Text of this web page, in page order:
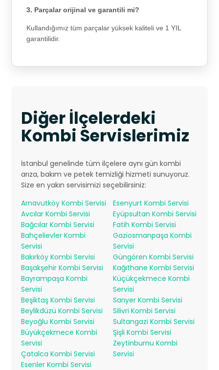
3. Parçalar orijinal ve garantili mi?
Kullandığımız tüm parçalar yüksek kaliteli ve 1 YIL
garantilidir.
Diğer İlçelerdeki
Kombi Servislerimiz
İstanbul genelinde tüm ilçelere aynı gün kombi
arıza, bakım ve petek temizliği hizmeti sunuyoruz.
Size en yakın servisimizi seçebilirsiniz:
Arnavutköy Kombi Servisi
Avcılar Kombi Servisi
Bağcılar Kombi Servisi
Bahçelievler Kombi
Servisi
Bakırköy Kombi Servisi
Başakşehir Kombi Servisi
Bayrampaşa Kombi
Servisi
Beşiktaş Kombi Servisi
Beylikdüzü Kombi Servisi
Beyoğlu Kombi Servisi
Büyükçekmece Kombi
Servisi
Çatalca Kombi Servisi
Esenler Kombi Servisi
Esenyurt Kombi Servisi
Eyüpsultan Kombi Servisi
Fatih Kombi Servisi
Gaziosmanpaşa Kombi
Servisi
Güngören Kombi Servisi
Kağıthane Kombi Servisi
Küçükçekmece Kombi
Servisi
Sarıyer Kombi Servisi
Silivri Kombi Servisi
Sultangazi Kombi Servisi
Şişli Kombi Servisi
Zeytinburnu Kombi
Servisi